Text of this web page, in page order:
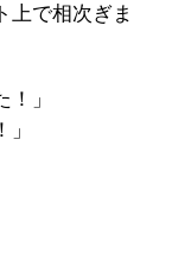
上で相次ぎま
」